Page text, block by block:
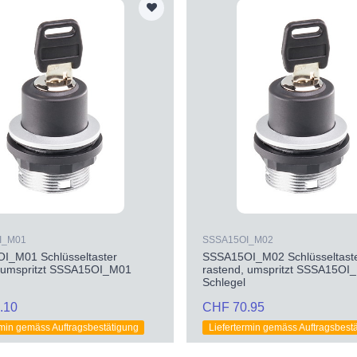
Schlüsseltaster
SSSA15OI_M01
gemäss Auftragsbestätigung
SSSA15OI_M02
SSSA15OI_M02
rastend, umspritzt
Schlegel
CHF 70.95
Liefertermin gemäss